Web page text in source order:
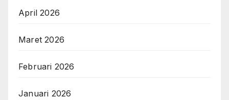
April 2026
Maret 2026
Februari 2026
Januari 2026